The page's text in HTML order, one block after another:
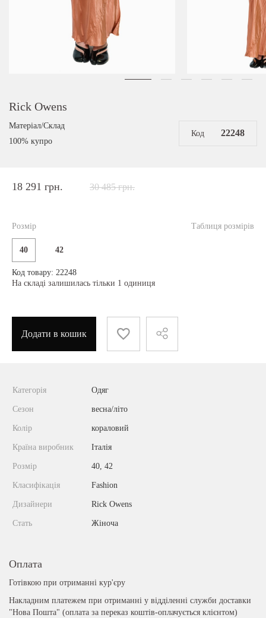
Rick Owens
Матеріал/Склад
100% купро
Код 22248
18 291 грн. 30 485 грн.
Таблиця розмірів
Розмір
40 42
Код товару: 22248
На складі залишилась тільки 1 одиниця
Додати в кошик
Категорія Одяг
Сезон весна/літо
Колір кораловий
Країна виробник Італія
Розмір 40, 42
Класифікація Fashion
Дизайнери Rick Owens
Стать Жіноча
Оплата
Готівкою при отриманні кур'єру
Накладним платежем при отриманні у відділенні служби доставки
"Нова Пошта" (оплата за переказ коштів-оплачується клієнтом)